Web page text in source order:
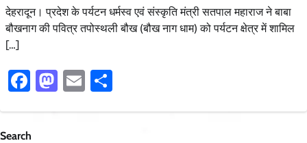
देहरादून। प्रदेश के पर्यटन धर्मस्व एवं संस्कृति मंत्री सतपाल महाराज ने बाबा
बौखनाग की पवित्र तपोस्थली बौख (बौख नाग धाम) को पर्यटन क्षेत्र में शामिल
[…]
Facebook
Mastodon
Email
Search